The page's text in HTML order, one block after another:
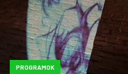
PROGRAMOK